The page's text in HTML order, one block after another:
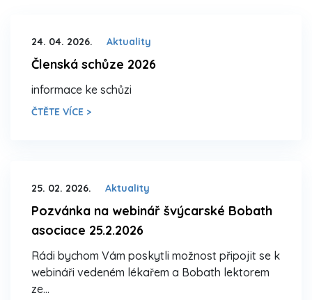
24. 04. 2026. Aktuality
Členská schůze 2026
informace ke schůzi
ČTĚTE VÍCE >
25. 02. 2026. Aktuality
Pozvánka na webinář švýcarské Bobath
asociace 25.2.2026
Rádi bychom Vám poskytli možnost připojit se k
webináři vedeném lékařem a Bobath lektorem
ze…